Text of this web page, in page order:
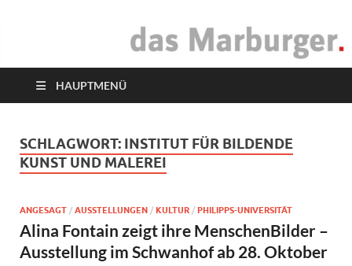
das Marburger.
HAUPTMENÜ
SCHLAGWORT: INSTITUT FÜR BILDENDE
KUNST UND MALEREI
ANGESAGT / AUSSTELLUNGEN / KULTUR / PHILIPPS-UNIVERSITÄT
Alina Fontain zeigt ihre MenschenBilder –
Ausstellung im Schwanhof ab 28. Oktober